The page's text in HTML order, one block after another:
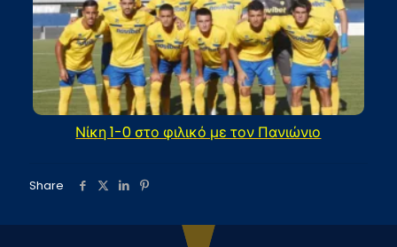
Νίκη 1-0 στο φιλικό με τον Πανιώνιο
Share